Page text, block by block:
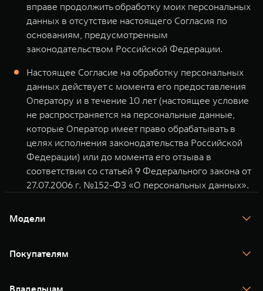
вправе продолжить обработку моих персональных
данных в отсутствие настоящего Согласия по
основаниям, предусмотренным
законодательством Российской Федерации.
Настоящее Согласие на обработку персональных
данных действует с момента его предоставления
Оператору и в течение 10 лет (настоящее условие
не распространяется на персональные данные,
которые Оператор имеет право обрабатывать в
целях исполнения законодательства Российской
Федерации) или до момента его отзыва в
соответствии со статьей 9 Федерального закона от
27.07.2006 г. №152-ФЗ «О персональных данных».
Модели
TANK 400
TANK 500
Покупателям
Тест-драйв
Владельцам